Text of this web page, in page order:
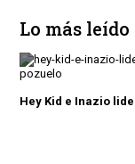
Lo más
Hey Kid e Inazio